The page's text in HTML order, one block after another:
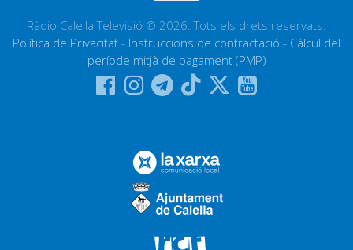
Ràdio Calella Televisió © 2026. Tots els drets reservats.
Política de Privacitat - Instruccions de contractació - Càlcul del
període mitjà de pagament (PMP)